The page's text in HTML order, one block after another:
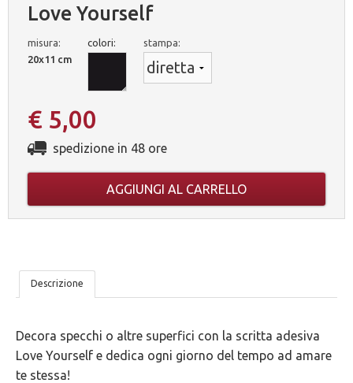
Love Yourself
misura:
20x11 cm
colori: stampa:
€ 5,00
spedizione in 48 ore
AGGIUNGI AL CARRELLO
LE
GARANZIE
Descrizione
Decora specchi o altre superfici con la scritta adesiva
Love Yourself e dedica ogni giorno del tempo ad amare
te stessa!